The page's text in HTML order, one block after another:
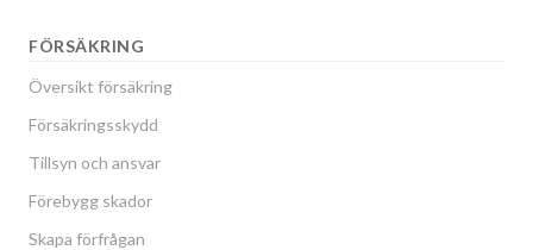
FÖRSÄKRING
Översikt försäkring
Försäkringsskydd
Tillsyn och ansvar
Förebygg skador
Skapa förfrågan